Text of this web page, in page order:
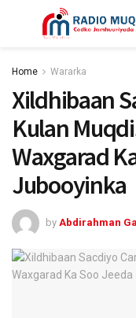
Home Wararka
Xildhibaan
Kulan
Waxgarad
Jubooyinka
by Abdirahman